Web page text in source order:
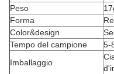
Peso
Forma
Color&design
Tempo del campione
5-
Imballaggio